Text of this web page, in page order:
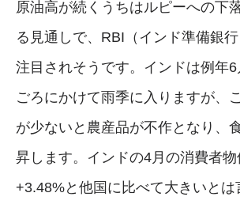
原油高が続くうちはルピーへの下
る見通しで、RBI（インド準備銀
注目されそうです。インドは例年6
ごろにかけて雨季に入りますが、
が少ないと農産品が不作となり、
昇します。インドの4月の消費者
+3.48%と他国に比べて大きいと